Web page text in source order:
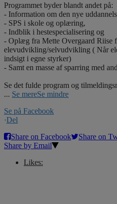
Programmet byder blandt andet på:
- Information om den nye
- SPS i skole og oplæring,
- Indblik i hestespecialisering og
- Oplæg fra Mette Overgaard Riise
elevudvikling/selvudvikling ( Når
indsigt i egne styrker)
- Samt en masse af sparring med
Se det fulde program og
... Se mereSe mindre
Se på Facebook
·Del
Share on Facebook
Share on
Share by Email
Likes: